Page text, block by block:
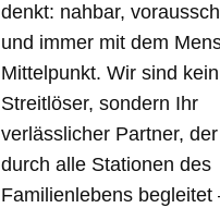
denkt: nahbar,
und immer mit dem
Mittelpunkt. Wir sind
Streitlöser, sondern Ihr
verlässlicher Partner,
durch alle Stationen des
Familienlebens begleitet